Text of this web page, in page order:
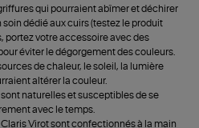
qui pourraient abîmer et déchirer
dédié aux cuirs (testez le produit
portez votre accessoire avec des
éviter le dégorgement des couleurs.
de chaleur, le soleil, la lumière
altérer la couleur.
naturelles et susceptibles de se
avec le temps.
Virot sont confectionnés à la main